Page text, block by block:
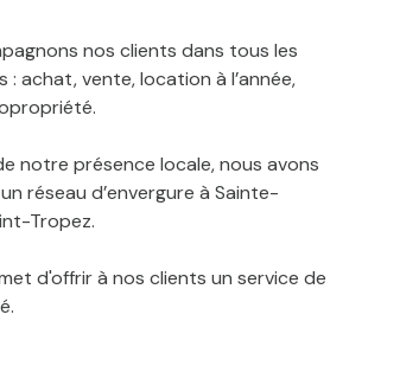
nos clients dans tous les
achat, vente, location à l’année,
notre présence locale, nous avons
réseau d’envergure à Sainte-
Tropez.
d'offrir à nos clients un service de